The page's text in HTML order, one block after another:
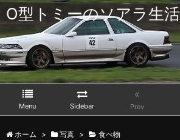
O型トミーのソアラ生活
Menu Sidebar
«
Prev
ホーム > 写真 > 食べ物